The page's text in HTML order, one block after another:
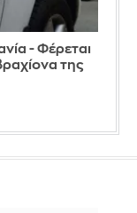
- Φέρεται
της